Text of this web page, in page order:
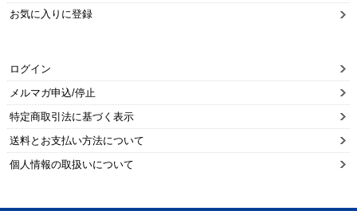
お気に入りに登録
ログイン
メルマガ申込/停止
特定商取引法に基づく表示
送料とお支払い方法について
個人情報の取扱いについて